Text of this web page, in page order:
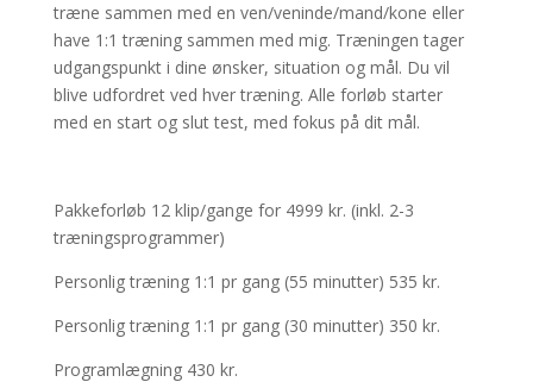
træne sammen med en ven/veninde/mand/kone eller
have 1:1 træning sammen med mig. Træningen tager
udgangspunkt i dine ønsker, situation og mål. Du vil
blive udfordret ved hver træning. Alle forløb starter
med en start og slut test, med fokus på dit mål.
Pakkeforløb 12 klip/gange for 4999 kr. (inkl. 2-3
træningsprogrammer)
Personlig træning 1:1 pr gang (55 minutter) 535 kr.
Personlig træning 1:1 pr gang (30 minutter) 350 kr.
Programlægning 430 kr.